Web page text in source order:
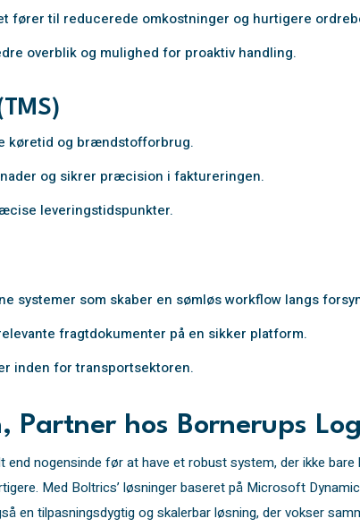
fører til reducerede omkostninger og hurtigere
overblik og mulighed for proaktiv handling.
køretid og brændstofforbrug.
og sikrer præcision i faktureringen.
leveringstidspunkter.
systemer som skaber en sømløs workflow langs
fragtdokumenter på en sikker platform.
inden for transportsektoren.
Partner hos Bornerups
nogensinde før at have et robust system, der ikke
Med Boltrics’ løsninger baseret på Microsoft
en tilpasningsdygtig og skalerbar løsning, der vokser